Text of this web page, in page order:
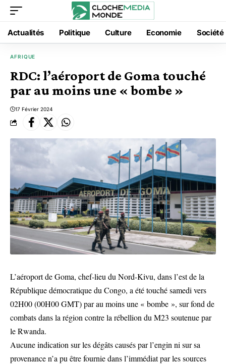
Actualités Politique Culture Economie Société
AFRIQUE
RDC: l’aéroport de Goma touché
par au moins une « bombe »
17 Février 2024
L’aéroport de Goma, chef-lieu du Nord-Kivu, dans l’est de la
République démocratique du Congo, a été touché samedi vers
02H00 (00H00 GMT) par au moins une « bombe », sur fond de
combats dans la région contre la rébellion du M23 soutenue par
le Rwanda.
Aucune indication sur les dégâts causés par l’engin ni sur sa
provenance n’a pu être fournie dans l’immédiat par les sources